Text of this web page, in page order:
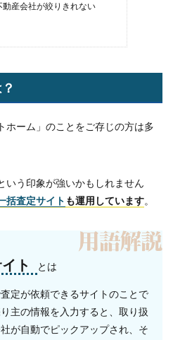
産会社が絞りきれない
ホーム」のことをご存じの方は多
いう印象が強いかもしれません
括査定サイト も運用しています。
ト とは
定が依頼できるサイトのことで
主の情報を入力すると、取り扱
が自動でピックアップされ、そ